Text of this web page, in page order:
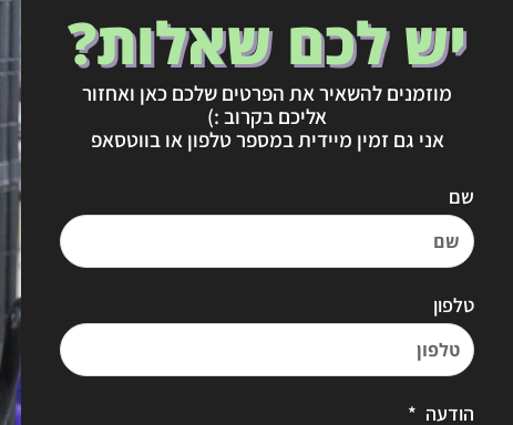
יש לכם שאלות?
מוזמנים להשאיר את הפרטים שלכם כאן ואחזור
אליכם בקרוב :)
אני גם זמין מיידית במספר טלפון או בווטסאפ
שם
טלפון
הודעה